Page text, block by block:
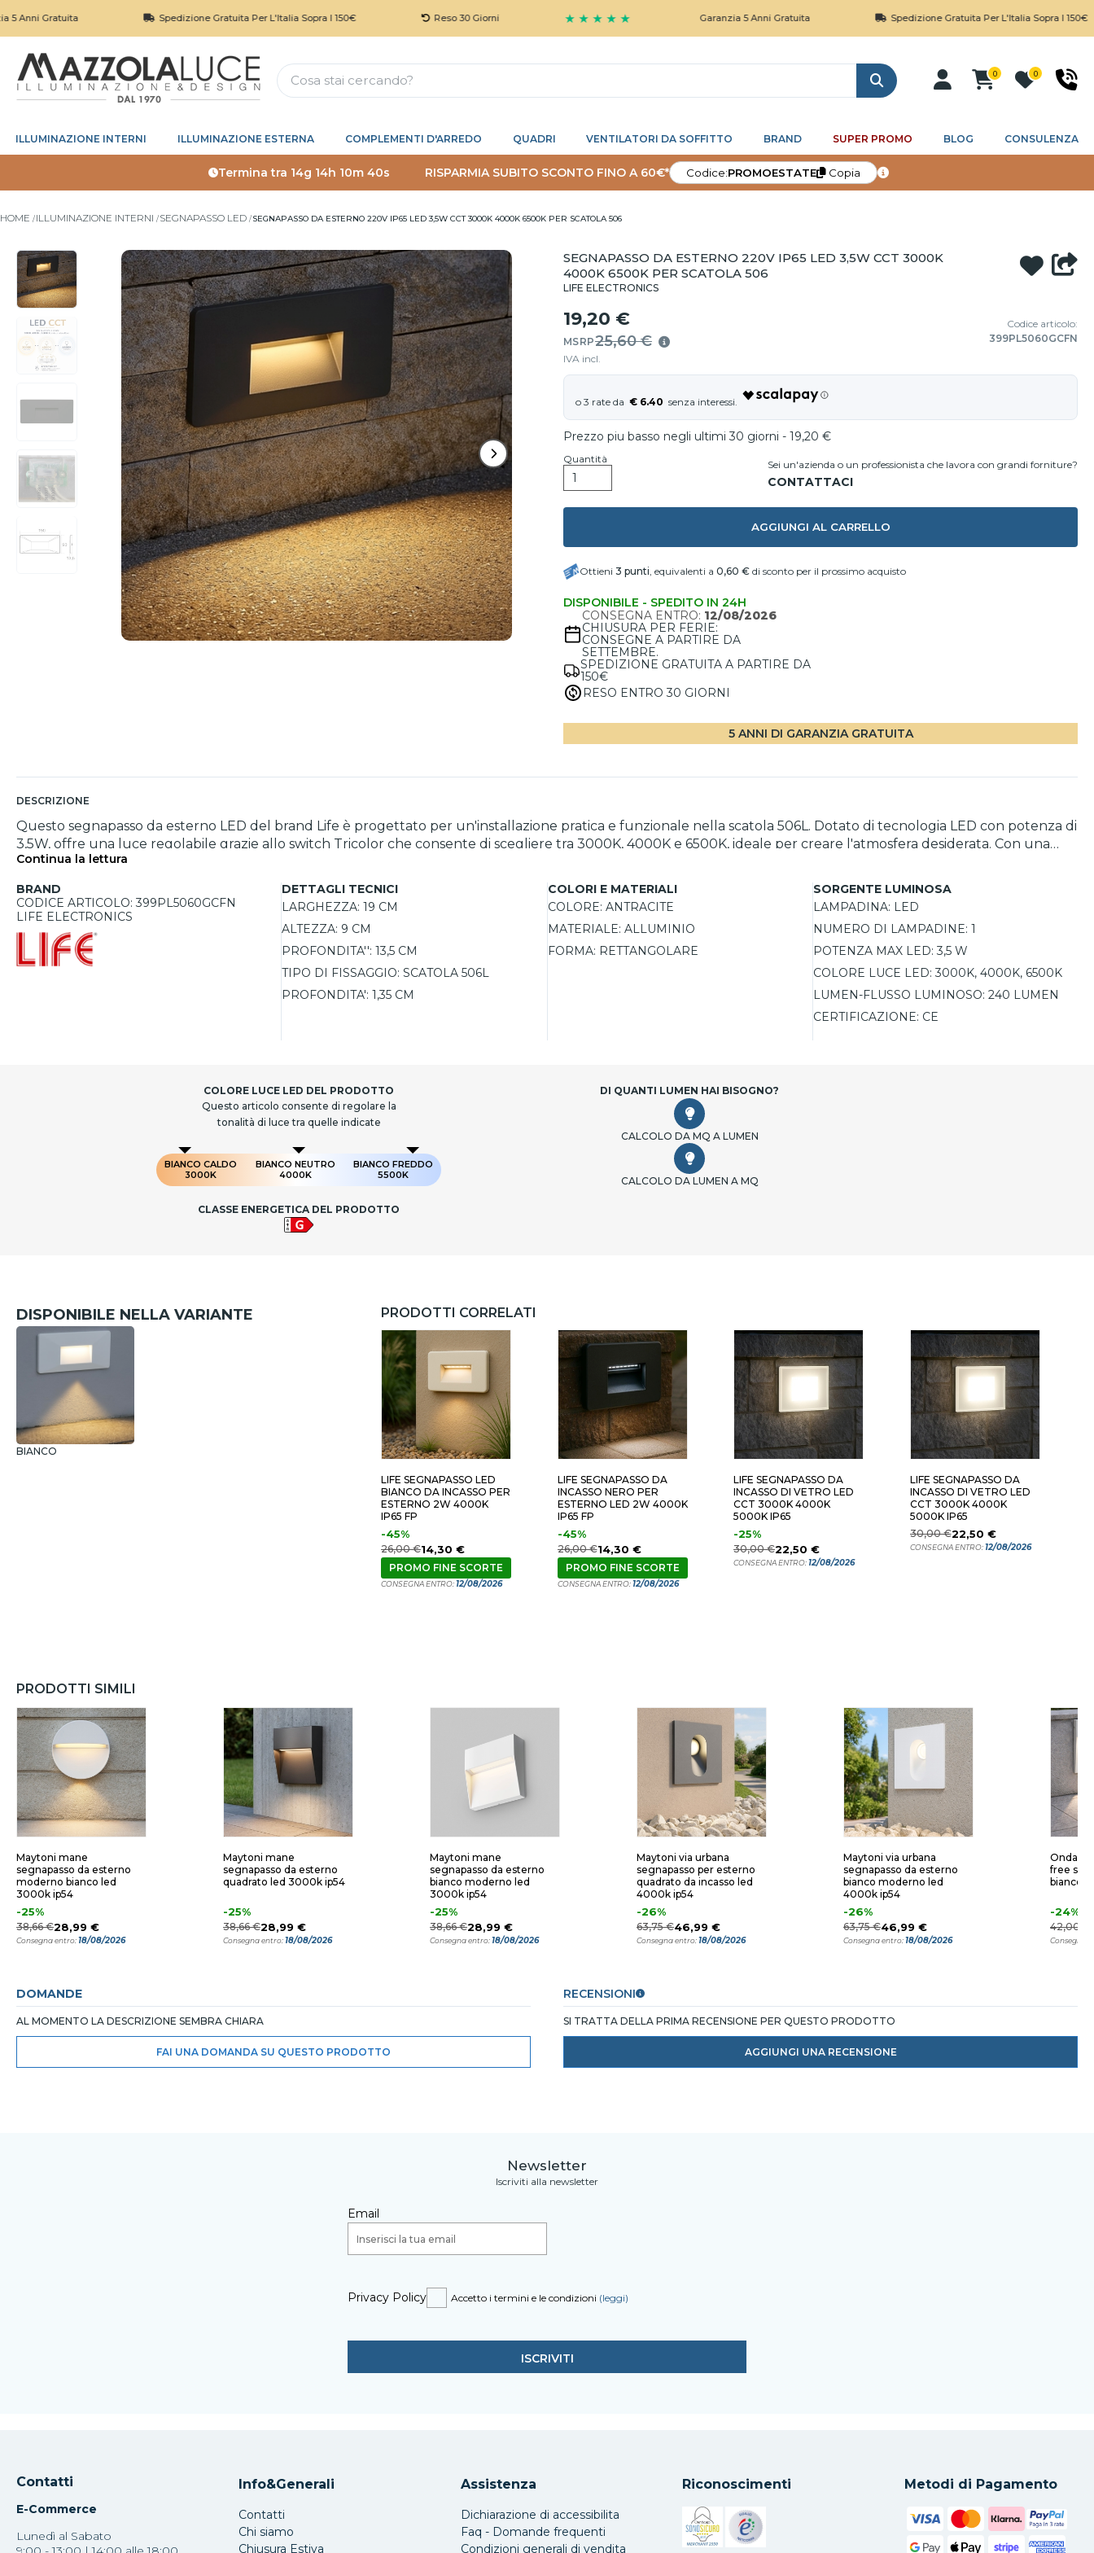
Spedizione Gratuita Per L'Italia Sopra I 150€ Reso 30 Giorni ★ ★ ★ ★ ★ Garanzia 5 Anni Gratuita Spedizione Gratuita Per L'Italia Sopra I 150€
Cerca
0 0
ILLUMINAZIONE INTERNI ILLUMINAZIONE ESTERNA COMPLEMENTI D'ARREDO QUADRI VENTILATORI DA SOFFITTO BRAND SUPER PROMO BLOG CONSULENZA
Termina tra 14g 14h 10m 39s RISPARMIA SUBITO SCONTO FINO A 60€* Codice:PROMOESTATE Copia
HOME ILLUMINAZIONE INTERNI SEGNAPASSO LED SEGNAPASSO DA ESTERNO 220V IP65 LED 3,5W CCT 3000K 4000K 6500K PER SCATOLA 506
SEGNAPASSO DA ESTERNO 220V IP65 LED 3,5W CCT 3000K
4000K 6500K PER SCATOLA 506
LIFE ELECTRONICS
19,20 €
MSRP25,60 €
IVA incl.
Codice articolo:
399PL5060GCFN
€ 6.40
Prezzo piu basso negli ultimi 30 giorni - 19,20 €
Quantità Sei un'azienda o un professionista che lavora con grandi forniture?
AGGIUNGI AL CARRELLO
Ottieni 3 punti, equivalenti a 0,60 € di sconto per il prossimo acquisto
DISPONIBILE - SPEDITO IN 24H
CONSEGNA ENTRO: 12/08/2026
CHIUSURA PER FERIE:
CONSEGNE A PARTIRE DA
SETTEMBRE.
SPEDIZIONE GRATUITA A PARTIRE DA
150€
RESO ENTRO 30 GIORNI
5 ANNI DI GARANZIA GRATUITA
DESCRIZIONE
Questo segnapasso da esterno LED del brand Life è progettato per un'installazione pratica e funzionale nella scatola 506L. Dotato di tecnologia LED con potenza di
3,5W, offre una luce regolabile grazie allo switch Tricolor che consente di scegliere tra 3000K, 4000K e 6500K, ideale per creare l'atmosfera desiderata. Con una
durata stimata di 25.000 ore e un grado di protezione IP65, è perfetto per resistere agli agenti atmosferici, garantendo prestazioni affidabili per vialetti, giardini o
scale esterne. Le sue dimensioni compatte (19 cm di larghezza, 9 cm di altezza e 13,5 cm di profondità) lo rendono discreto ed elegante per ogni ambiente.
Continua la lettura
BRAND
CODICE ARTICOLO: 399PL5060GCFN
LIFE ELECTRONICS
DETTAGLI TECNICI
LARGHEZZA: 19 CM
ALTEZZA: 9 CM
PROFONDITA'': 13,5 CM
TIPO DI FISSAGGIO: SCATOLA 506L
PROFONDITA': 1,35 CM
COLORI E MATERIALI
COLORE: ANTRACITE
MATERIALE: ALLUMINIO
FORMA: RETTANGOLARE
SORGENTE LUMINOSA
LAMPADINA: LED
NUMERO DI LAMPADINE: 1
POTENZA MAX LED: 3,5 W
COLORE LUCE LED: 3000K, 4000K, 6500K
LUMEN-FLUSSO LUMINOSO: 240 LUMEN
CERTIFICAZIONE: CE
COLORE LUCE LED DEL PRODOTTO
Questo articolo consente di regolare la
tonalità di luce tra quelle indicate
BIANCO CALDO
3000K
BIANCO NEUTRO
4000K
BIANCO FREDDO
5500K
CLASSE ENERGETICA DEL PRODOTTO
DI QUANTI LUMEN HAI BISOGNO?
CALCOLO DA MQ A LUMEN
CALCOLO DA LUMEN A MQ
DISPONIBILE NELLA VARIANTE
BIANCO
PRODOTTI CORRELATI
LIFE SEGNAPASSO LED
BIANCO DA INCASSO PER
ESTERNO 2W 4000K
IP65 FP
-45%
26,00 €14,30 €
PROMO FINE SCORTE
CONSEGNA ENTRO:12/08/2026
LIFE SEGNAPASSO DA
INCASSO NERO PER
ESTERNO LED 2W 4000K
IP65 FP
-45%
26,00 €14,30 €
PROMO FINE SCORTE
CONSEGNA ENTRO:12/08/2026
LIFE SEGNAPASSO DA
INCASSO DI VETRO LED
CCT 3000K 4000K
5000K IP65
-25%
30,00 €22,50 €
CONSEGNA ENTRO:12/08/2026
LIFE SEGNAPASSO DA
INCASSO DI VETRO LED
CCT 3000K 4000K
5000K IP65
30,00 €22,50 €
CONSEGNA ENTRO:12/08/2026
PRODOTTI SIMILI
Maytoni mane
segnapasso da esterno
moderno bianco led
3000k ip54
-25%
38,66 €28,99 €
Consegna entro:18/08/2026
Maytoni mane
segnapasso da esterno
quadrato led 3000k ip54
-25%
38,66 €28,99 €
Consegna entro:18/08/2026
Maytoni mane
segnapasso da esterno
bianco moderno led
3000k ip54
-25%
38,66 €28,99 €
Consegna entro:18/08/2026
Maytoni via urbana
segnapasso per esterno
quadrato da incasso led
4000k ip54
-26%
63,75 €46,99 €
Consegna entro:18/08/2026
Maytoni via urbana
segnapasso da esterno
bianco moderno led
4000k ip54
-26%
63,75 €46,99 €
Consegna entro:18/08/2026
free
bianco
-24%
42,00 €
Consegna
DOMANDE
AL MOMENTO LA DESCRIZIONE SEMBRA CHIARA
FAI UNA DOMANDA SU QUESTO PRODOTTO
RECENSIONI
SI TRATTA DELLA PRIMA RECENSIONE PER QUESTO PRODOTTO
AGGIUNGI UNA RECENSIONE
Newsletter
Iscriviti alla newsletter
Email
Privacy Policy Accetto i termini e le condizioni (leggi)
Contatti
E-Commerce
Lunedì al Sabato
Info&Generali
Contatti
Chi siamo
Chiusura Estiva
Assistenza
Dichiarazione di accessibilita
Faq - Domande frequenti
Condizioni generali di vendita
Riconoscimenti Metodi di Pagamento